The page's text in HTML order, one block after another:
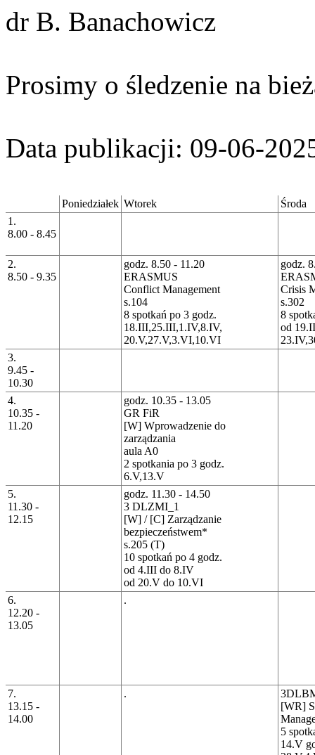
dr B. Banachowicz
Prosimy o śledzenie na
Data publikacji: 09-06-
Poniedziałek Wtorek
Środa
1.
8.00 - 8.45
2.
8.50 - 9.35
godz. 8.50 - 11.20
ERASMUS
Conflict Management
s.104
8 spotkań po 3 godz.
18.III,25.III,1.IV,8.IV,
20.V,27.V,3.VI,10.VI
godz.
Crisis
s.302
8
od
3.
9.45 -
10.30
4.
10.35 -
11.20
godz. 10.35 - 13.05
GR FiR
[W] Wprowadzenie do
zarządzania
aula A0
2 spotkania po 3 godz.
6.V,13.V
5.
11.30 -
12.15
godz. 11.30 - 14.50
3 DLZMI_1
[W] / [C] Zarządzanie
bezpieczeństwem*
s.205 (T)
10 spotkań po 4 godz.
od 4.III do 8.IV
od 20.V do 10.VI
6.
12.20 -
13.05
.
7.
13.15 -
14.00
.
[WR]
5
14.V